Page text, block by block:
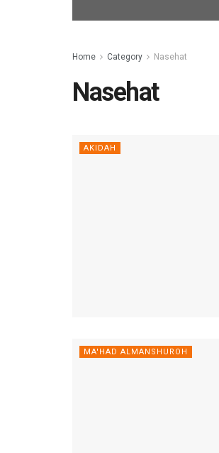
Home Category Nasehat
Nasehat
AKIDAH
MA'HAD ALMANSHUROH